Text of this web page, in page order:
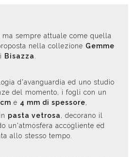
sempre attuale come quella
nella collezione Gemme
Bisazza
d'avanguardia ed uno studio
del momento, i fogli con un
e 4 mm di spessore,
pasta vetrosa, decorano il
un'atmosfera accogliente ed
allo stesso tempo.